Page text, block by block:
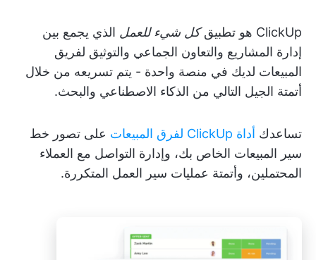
ClickUp هو تطبيق كل شيء للعمل الذي يجمع بين
إدارة المشاريع والتعاون الجماعي والتوثيق لفريق
المبيعات لديك في منصة واحدة - يتم تسريعه من خلال
أتمتة الجيل التالي من الذكاء الاصطناعي والبحث.
تساعدك أداة ClickUp لفرق المبيعات
على تصور خط
سير المبيعات الخاص بك، وإدارة التواصل مع العملاء
المحتملين، وأتمتة عمليات سير العمل المتكررة.